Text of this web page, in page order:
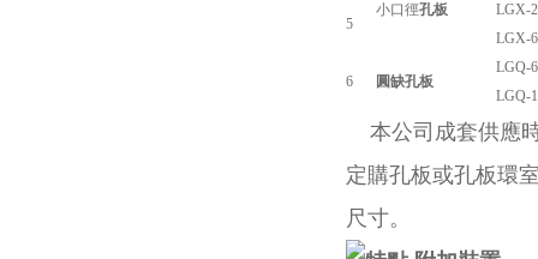
5
小口徑孔板
LGX-
LGX-
6 圓缺孔板
LGQ-6
LGQ-
本公司成套供應
定購孔板或孔板環
尺寸。